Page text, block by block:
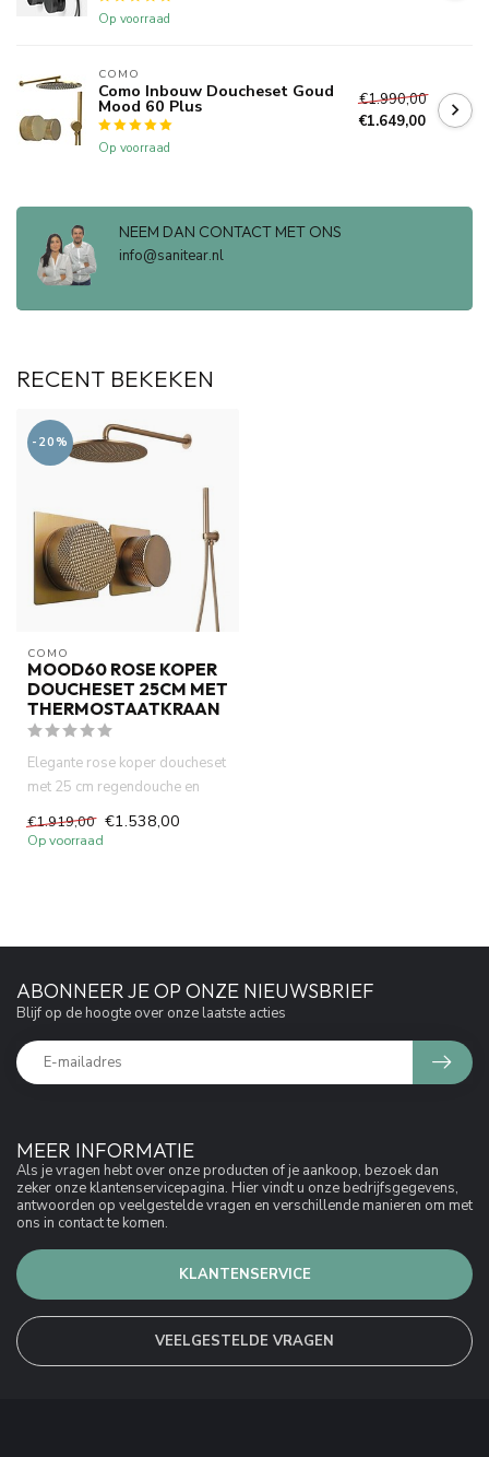
Op voorraad
COMO
Como Inbouw Doucheset Goud
Mood 60 Plus
Op voorraad
€1.990,00
€1.649,00
NEEM DAN CONTACT MET ONS
info@sanitear.nl
RECENT BEKEKEN
-20%
COMO
MOOD60 ROSE KOPER
DOUCHESET 25CM MET
THERMOSTAATKRAAN
Elegante rose koper doucheset
met 25 cm regendouche en
thermostaatkraan. Complee...
€1.919,00 €1.538,00
Op voorraad
MEER INFORMATIE
Als je vragen hebt over onze producten of je aankoop, bezoek dan
zeker onze klantenservicepagina. Hier vindt u onze bedrijfsgegevens,
antwoorden op veelgestelde vragen en verschillende manieren om met
ons in contact te komen.
KLANTENSERVICE
VEELGESTELDE VRAGEN
ABONNEER JE OP ONZE NIEUWSBRIEF
Blijf op de hoogte over onze laatste acties